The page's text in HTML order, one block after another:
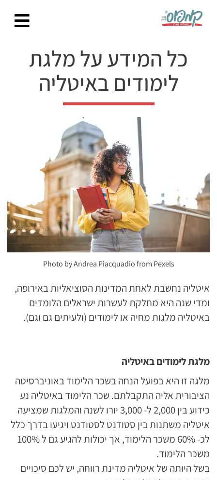
content
כל המידע על מלגת
לימודים באיטליה
Photo by Andrea Piacquadio from Pexels
איטליה נחשבת לאחת המדינות הסוציאליות באירופה,
ומדי שנה היא מחלקת לעשרות ישראלים הלומדים
באיטליה מלגות מחיה או לימודים (ולעיתים גם וגם).
מלגת לימודים באיטליה
מלגה זו היא בפועל הנחה בשכר הלימוד באוניברסיטה
הציבורית אליה התקבלתם. שכר הלימוד באיטליה נע
כידוע בין 2,000 ל- 3,000 יורו לשנה והמלגות שמציעה
איטליה משתנות בין סטודנט לסטודנט ויגיעו בדרך כלל
לכ- 60% משכר הלימוד, אך יכולות להגיע גם ל 100%
משכר הלימוד.
בשל היותה של איטליה מדינת רווחה, יש לכם סיכויים